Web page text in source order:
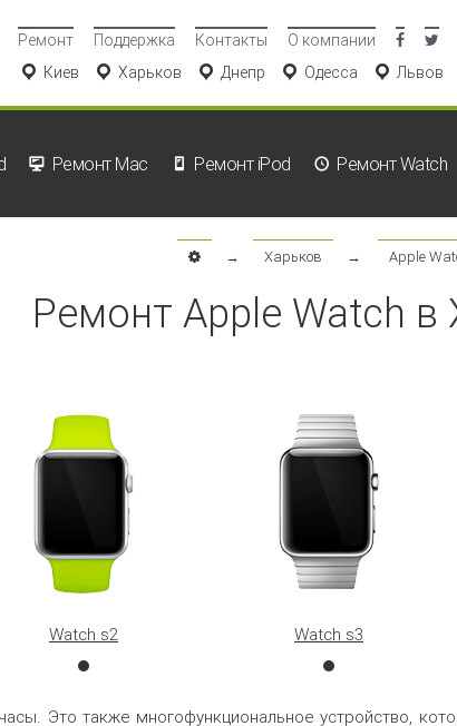
Ремонт Поддержка Контакты
О компании
Киев
Харьков Днепр Одесса Львов
Ремонт Mac Ремонт iPod Ремонт Watch
→ Харьков → Apple
Ремонт Apple Watch в
Watch s2 Watch s3
Это также многофункциональное устройство,